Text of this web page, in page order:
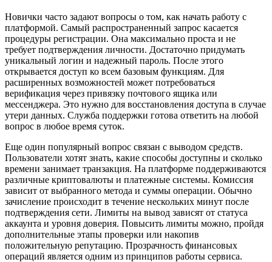
Новички часто задают вопросы о том, как начать работу с
платформой. Самый распространенный запрос касается
процедуры регистрации. Она максимально проста и не
требует подтверждения личности. Достаточно придумать
уникальный логин и надежный пароль. После этого
открывается доступ ко всем базовым функциям. Для
расширенных возможностей может потребоваться
верификация через привязку почтового ящика или
мессенджера. Это нужно для восстановления доступа в случае
утери данных. Служба поддержки готова ответить на любой
вопрос в любое время суток.
Еще один популярный вопрос связан с выводом средств.
Пользователи хотят знать, какие способы доступны и сколько
времени занимает транзакция. На платформе поддерживаются
различные криптовалюты и платежные системы. Комиссия
зависит от выбранного метода и суммы операции. Обычно
зачисление происходит в течение нескольких минут после
подтверждения сети. Лимиты на вывод зависят от статуса
аккаунта и уровня доверия. Повысить лимиты можно, пройдя
дополнительные этапы проверки или накопив
положительную репутацию. Прозрачность финансовых
операций является одним из принципов работы сервиса.